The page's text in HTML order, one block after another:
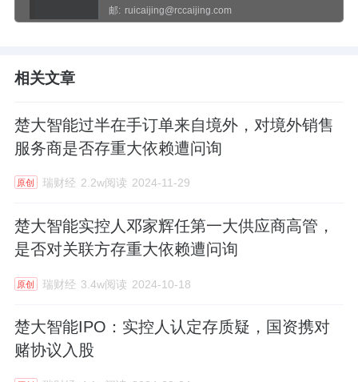
邮: ruicaijing@rccaijing.com
相关文章
楚大智能过半在手订单来自境外，对境外销售
服务商是否存重大依赖遭问询
原创 瑞财经 2.2w阅读 2024-11-29
楚大智能实控人邓家辉任第一大供应商高管，
是否对关联方存重大依赖遭问询
原创 瑞财经 3.4w阅读 2024-10-18
楚大智能IPO：实控人认定存质疑，国资携对
赌协议入股